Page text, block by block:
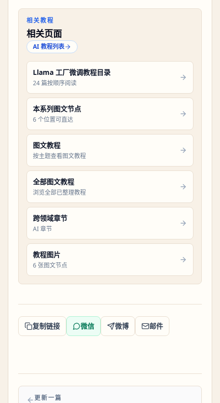
相关教程
相关页面
AI 教程列表
Llama 工厂微调教程目录
24 篇按顺序阅读
本系列图文节点
6 个位置可直达
图文教程
按主题查看图文教程
全部图文教程
浏览全部已整理教程
跨领域章节
AI 章节
教程图片
6 张图文节点
复制链接 微信 微博 邮件
更新一篇